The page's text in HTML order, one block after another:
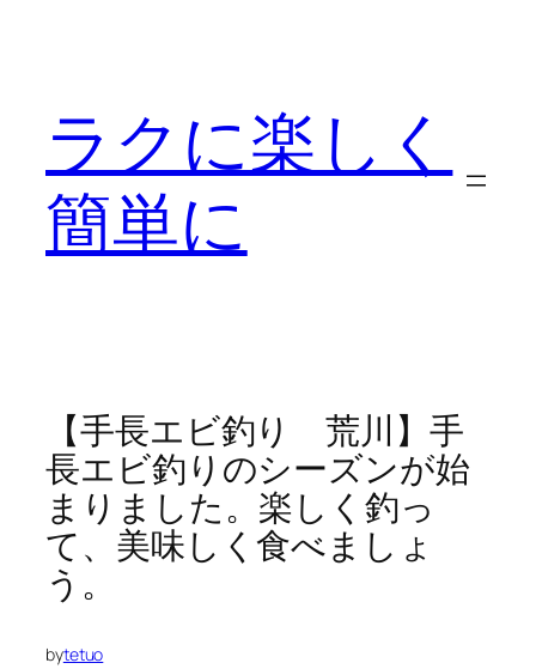
ラクに楽しく
簡単に
【手長エビ釣り 荒川】手
長エビ釣りのシーズンが始
まりました。楽しく釣っ
て、美味しく食べましょ
う。
bytetuo